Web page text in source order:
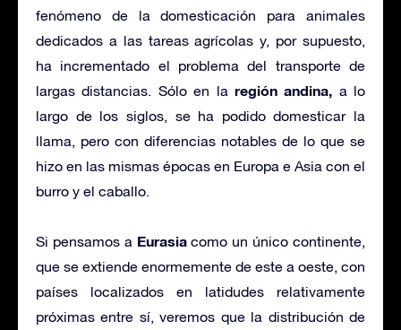
fenómeno de la domesticación para animales
dedicados a las tareas agrícolas y, por supuesto,
ha incrementado el problema del transporte de
largas distancias. Sólo en la región andina, a lo
largo de los siglos, se ha podido domesticar la
llama, pero con diferencias notables de lo que se
hizo en las mismas épocas en Europa e Asia con el
burro y el caballo.
Si pensamos a Eurasiacomo un único continente,
que se extiende enormemente de este a oeste, con
países localizados en latidudes relativamente
próximas entre sí, veremos que la distribución de